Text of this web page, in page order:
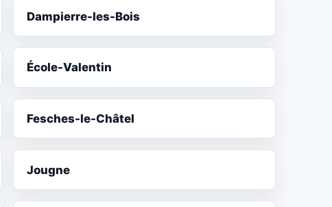
Dampierre-les-Bois
École-Valentin
Fesches-le-Châtel
Jougne